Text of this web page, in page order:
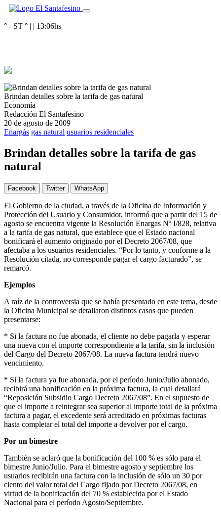
° - ST ° | | 13:06hs
Brindan detalles sobre la tarifa de gas natural
Economía
Redacción El Santafesino
20 de agosto de 2009
Enargás gas natural usuarios residenciales
Brindan detalles sobre la tarifa de gas
natural
Facebook Twitter WhatsApp
El Gobierno de la ciudad, a través de la Oficina de Información y
Protección del Usuario y Consumidor, informó que a partir del 15 de
agosto se encuentra vigente la Resolución Enargas Nº I/828, relativa
a la tarifa de gas natural, que establece que el Estado nacional
bonificará el aumento originado por el Decreto 2067/08, que
afectaba a los usuarios residenciales. “Por lo tanto, y conforme a la
Resolución citada, no corresponde pagar el cargo facturado”, se
remarcó.
Ejemplos
A raíz de la controversia que se había presentado en este tema, desde
la Oficina Municipal se detallaron distintos casos que pueden
presentarse:
* Si la factura no fue abonada, el cliente no debe pagarla y esperar
una nueva con el importe correspondiente a la tarifa, sin la inclusión
del Cargo del Decreto 2067/08. La nueva factura tendrá nuevo
vencimiento.
* Si la factura ya fue abonada, por el período Junio/Julio abonado,
recibirá una bonificación en la próxima factura, la cual detallará
“Reposición Subsidio Cargo Decreto 2067/08”. En el supuesto de
que el importe a reintegrar sea superior al importe total de la próxima
factura a pagar, el excedente será acreditado en próximas facturas
hasta completar el total del importe a devolver por el cargo.
Por un bimestre
También se aclaró que la bonificación del 100 % es sólo para el
bimestre Junio/Julio. Para el bimestre agosto y septiembre los
usuarios recibirán una factura con la inclusión de sólo un 30 por
ciento del valor total del Cargo fijado por Decreto 2067/08, en
virtud de la bonificación del 70 % establecida por el Estado
Nacional para el período Agosto/Septiembre.